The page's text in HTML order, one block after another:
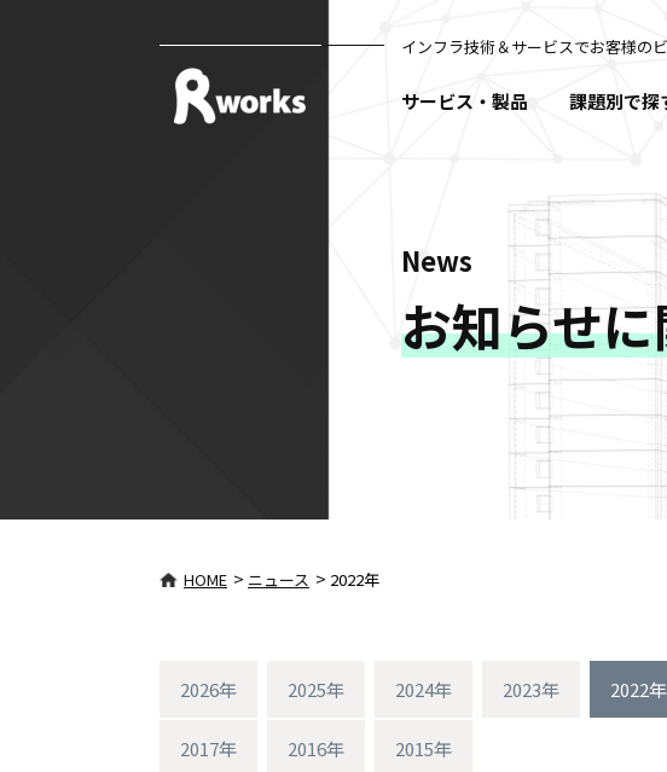
インフラ技術＆サービスでお客様の
サービス・製品 課題別で探
News
お知らせ
HOME > ニュース > 2022年
2026年 2025年 2024年 2023年 2022年
2017年 2016年 2015年